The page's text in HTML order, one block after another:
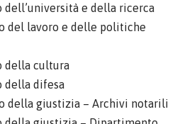
e della ricerca
del lavoro e delle politiche
della cultura
della difesa
della giustizia – Archivi notarili